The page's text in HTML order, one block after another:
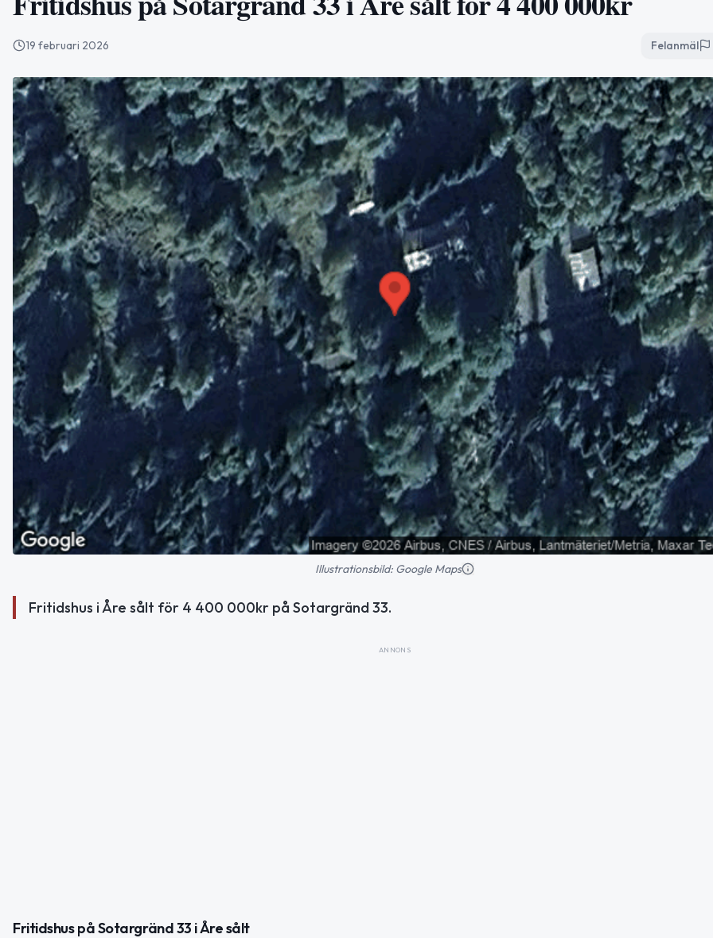
19 februari 2026 Felanmäl
Illustrationsbild: Google Maps
Fritidshus i Åre sålt för 4 400 000kr på Sotargränd 33.
ANNONS
Fritidshus på Sotargränd 33 i Åre sålt